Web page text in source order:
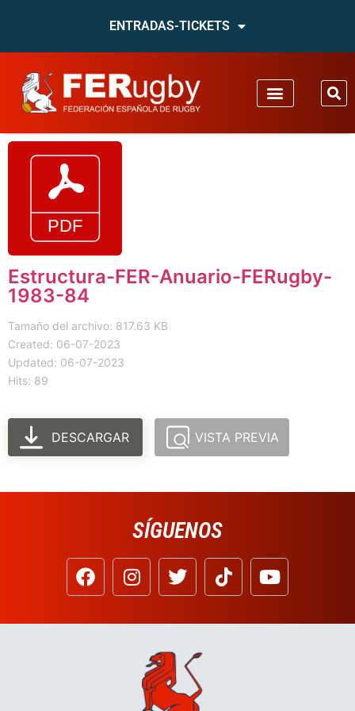
ENTRADAS-TICKETS
Estructura-FER-Anuario-FERugby-
1983-84
Tamaño del archivo: 817.63 KB
Created: 06-07-2023
Updated: 06-07-2023
Hits: 89
DESCARGAR VISTA PREVIA
SÍGUENOS